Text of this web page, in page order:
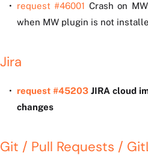
request #46001 Crash on
when MW plugin is not
Jira
request #45203 JIRA cloud
changes
Git / Pull Requests /